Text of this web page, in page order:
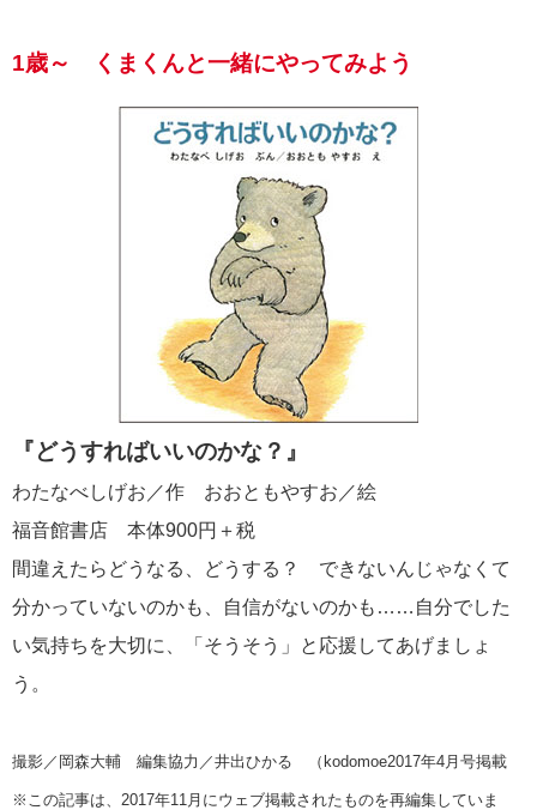
1歳～ くまくんと一緒にやってみよう
『どうすればいいのかな？』
わたなべしげお／作 おおともやすお／絵
福音館書店 本体900円＋税
間違えたらどうなる、どうする？ できないんじゃなくて
分かっていないのかも、自信がないのかも……自分でした
い気持ちを大切に、「そうそう」と応援してあげましょ
う。
撮影／岡森大輔 編集協力／井出ひかる （kodomoe2017年4月号掲載
※この記事は、2017年11月にウェブ掲載されたものを再編集していま